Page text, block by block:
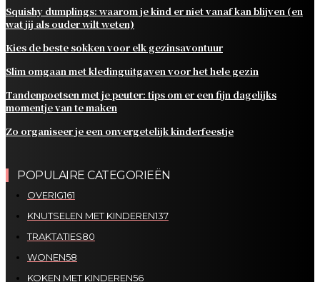
Squishy dumplings: waarom je kind er niet vanaf kan blijven (en
wat jij als ouder wilt weten)
Kies de beste sokken voor elk gezinsavontuur
Slim omgaan met kledinguitgaven voor het hele gezin
Tandenpoetsen met je peuter: tips om er een fijn dagelijks
momentje van te maken
Zo organiseer je een onvergetelijk kinderfeestje
POPULAIRE CATEGORIEËN
OVERIG161
KNUTSELEN MET KINDEREN137
TRAKTATIES80
WONEN58
KOKEN MET KINDEREN56